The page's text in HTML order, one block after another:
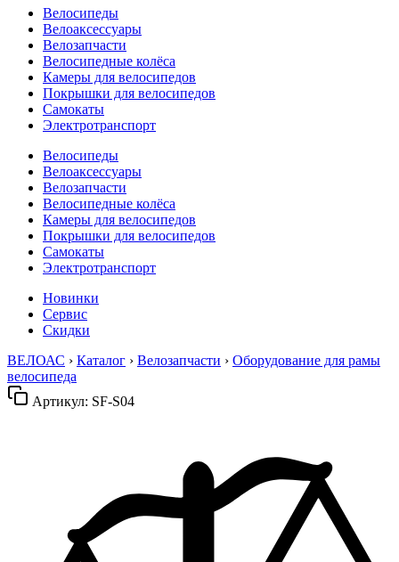
Велосипеды
Велоаксессуары
Велозапчасти
Велосипедные колёса
Камеры для велосипедов
Покрышки для велосипедов
Самокаты
Электротранспорт
Велосипеды
Велоаксессуары
Велозапчасти
Велосипедные колёса
Камеры для велосипедов
Покрышки для велосипедов
Самокаты
Электротранспорт
Новинки
Сервис
Скидки
ВЕЛОАС › Каталог › Велозапчасти › Оборудование для рамы
велосипеда
Артикул: SF-S04